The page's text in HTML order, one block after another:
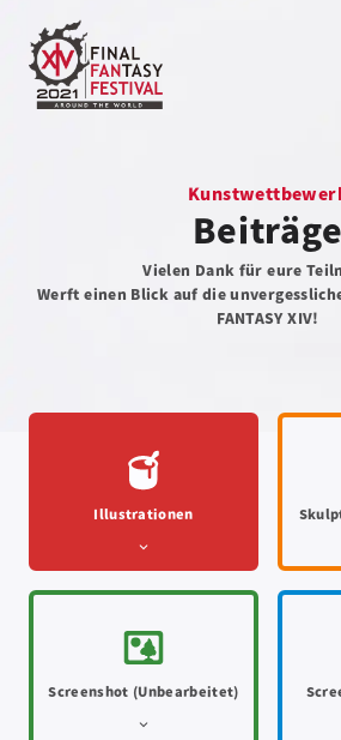
Beiträge
Vielen Dank für eure
Werft einen Blick auf die
FANTASY XIV!
Illustrationen
Screenshot (Unbearbeitet)